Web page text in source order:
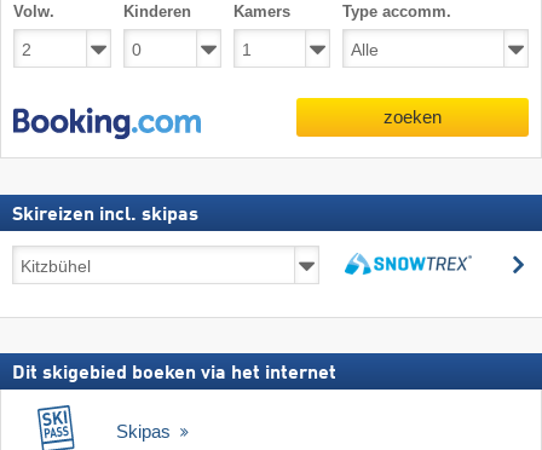
Volw. Kinderen Kamers Type accomm.
zoeken
Skireizen incl. skipas
incl.
Dit skigebied boeken via het internet
Skipas